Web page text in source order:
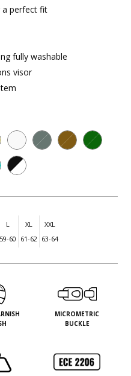
a perfect fit
fully washable
visor
L
59-60
XL
61-62
XXL
63-64
MICROMETRIC
BUCKLE